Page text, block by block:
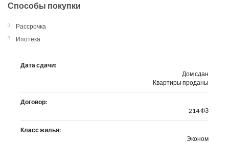
Способы покупки
Рассрочка
Ипотека
Дата сдачи:
Дом сдан
Квартиры проданы
Договор:
214 ФЗ
Класс жилья:
Эконом